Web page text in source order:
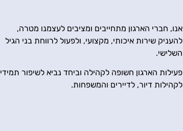
אנו, חברי הארגון מתחייבים ומציבים לעצמנו מטרה,
להעניק שירות איכותי, מקצועי, ולפעול לרווחת בני הגיל
השלישי.
פעילות הארגון חשופה לקהילה וביחד נביא לשיפור תמידי
לקהילות דיור, לדיירים והמשפחות.